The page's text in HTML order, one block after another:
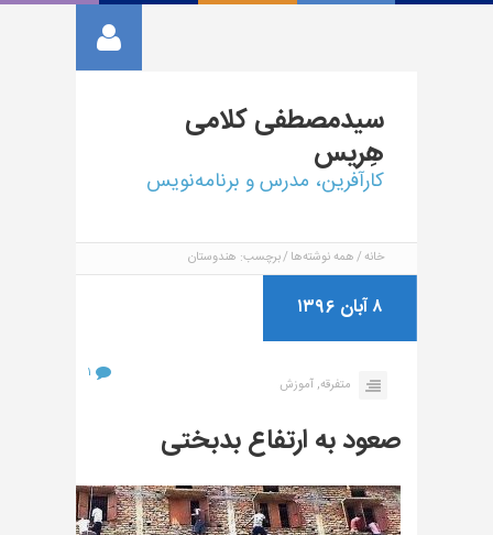
سیدمصطفیکلامی
هِریس
کارآفرین، مدرس و برنامه‌نویس
خانه همه نوشته‌ها برچسب: هندوستان
۸ آبان ۱۳۹۶
متفرقه,آموزش
۱
صعود به ارتفاع بدبختی